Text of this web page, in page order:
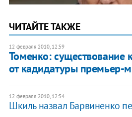
ЧИТАЙТЕ ТАКЖЕ
12 февраля 2010, 12:59
Томенко: существование
от кадидатуры премьер-
12 февраля 2010, 12:54
Шкиль назвал Барвиненко